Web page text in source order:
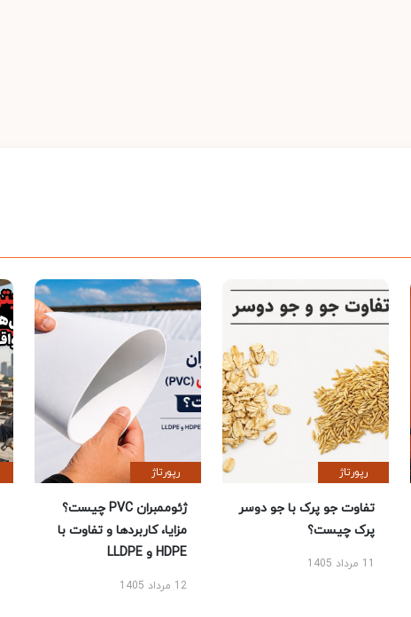
رپورتاژ
تفاوت جو پرک با جو دوسر
پرک چیست؟
11 مرداد 1405
رپورتاژ
ژئوممبران PVC چیست؟
مزایا، کاربردها و تفاوت با
HDPE و LLDPE
12 مرداد 1405